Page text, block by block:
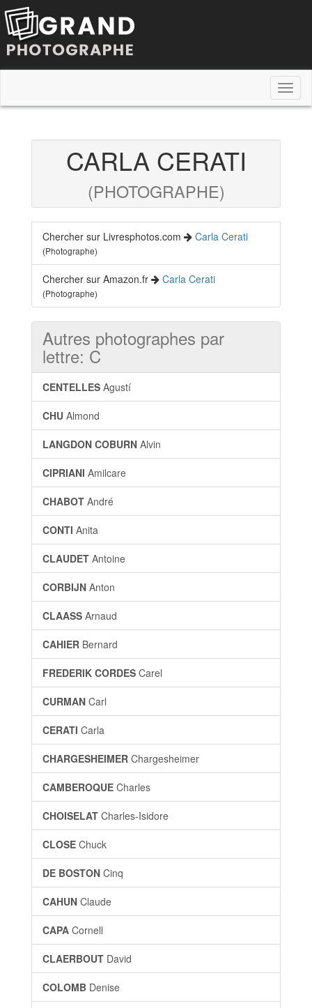
CARLA CERATI
(PHOTOGRAPHE)
Chercher sur Livresphotos.com Carla Cerati
(Photographe)
Chercher sur Amazon.fr Carla Cerati
(Photographe)
Autres photographes par
lettre: C
CENTELLES Agustí
CHU Almond
LANGDON COBURN Alvin
CIPRIANI Amilcare
CHABOT André
CONTI Anita
CLAUDET Antoine
CORBIJN Anton
CLAASS Arnaud
CAHIER Bernard
FREDERIK CORDES Carel
CURMAN Carl
CERATI Carla
CHARGESHEIMER Chargesheimer
CAMBEROQUE Charles
CHOISELAT Charles-Isidore
CLOSE Chuck
DE BOSTON Cinq
CAHUN Claude
CAPA Cornell
CLAERBOUT David
COLOMB Denise